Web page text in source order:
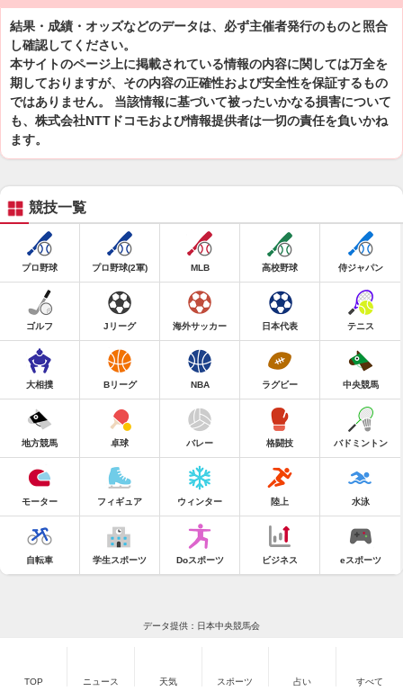
結果・成績・オッズなどのデータは、必ず主催者発行のものと照合
し確認してください。
本サイトのページ上に掲載されている情報の内容に関しては万全を
期しておりますが、その内容の正確性および安全性を保証するもの
ではありません。 当該情報に基づいて被ったいかなる損害について
も、株式会社NTTドコモおよび情報提供者は一切の責任を負いかね
ます。
競技一覧
プロ野球 プロ野球(2軍) MLB 高校野球 侍ジャパン
ゴルフ Jリーグ 海外サッカー 日本代表 テニス
大相撲 Bリーグ NBA ラグビー 中央競馬
地方競馬 卓球 バレー 格闘技 バドミントン
モーター フィギュア ウィンター 陸上 水泳
自転車 学生スポーツ Doスポーツ ビジネス eスポーツ
データ提供：日本中央競馬会
TOP ニュース 天気 スポーツ 占い すべて